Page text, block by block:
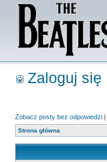
Zaloguj się
Zobacz posty bez odpowiedzi |
Strona główna